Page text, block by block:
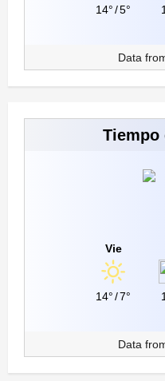
14°/5°
Data
Tiempo
Vie
14°/7°
Data